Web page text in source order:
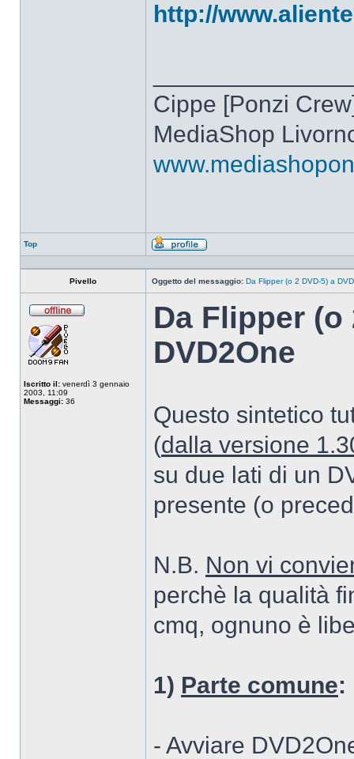
http://
Cippe [Ponzi
MediaShop
Top
Profilo
Pivello Oggetto del messaggio: Da Flipper (o 2 DVD-5) a
Iscritto il: venerdì 3 gennaio
2003, 11:09
Messaggi: 36
Da Flipper (o
DVD2One
Questo sintetico
(dalla versione
su due lati di un
presente (o
N.B. Non vi
perchè la qualità
cmq, ognuno è
1) Parte comune:
- Avviare